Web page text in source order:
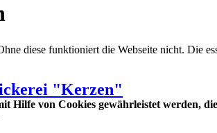
"Kerzen"
diese funktioniert die Webseite nicht. Die
Hilfe von Cookies gewährleistet werden,